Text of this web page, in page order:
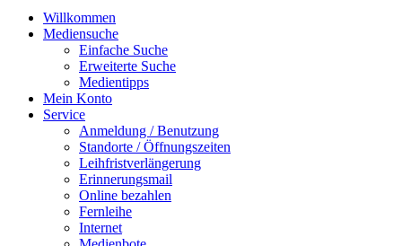
Willkommen
Mediensuche
Einfache Suche
Erweiterte Suche
Medientipps
Mein Konto
Service
Anmeldung / Benutzung
Standorte / Öffnungszeiten
Leihfristverlängerung
Erinnerungsmail
Online bezahlen
Fernleihe
Internet